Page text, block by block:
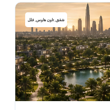
شقق, تاون هاوس, فلل